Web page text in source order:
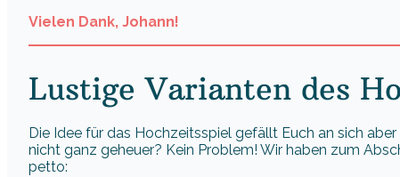
Vielen Dank, Johann!
Lustige Varianten des
Die Idee für das Hochzeitsspiel gefällt Euch an sich
nicht ganz geheuer? Kein Problem! Wir haben zum
petto: